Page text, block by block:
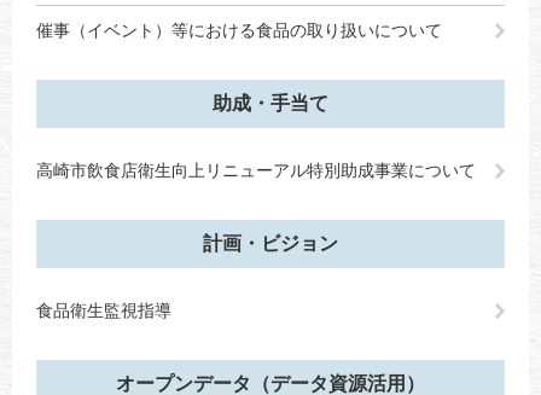
催事（イベント）等における食品の取り扱いについて
助成・手当て
高崎市飲食店衛生向上リニューアル特別助成事業について
計画・ビジョン
食品衛生監視指導
オープンデータ（データ資源活用）